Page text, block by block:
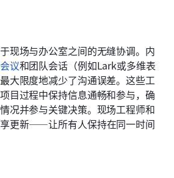
现场与办公室之间的无缝协调。内
议和团队会话（例如Lark或多维表
大限度地减少了沟通误差。这些工
目过程中保持信息通畅和参与，确
况并参与关键决策。现场工程师和
更新——让所有人保持在同一时间